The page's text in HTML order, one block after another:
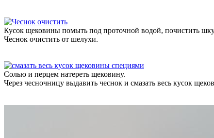
Кусок щековины помыть под проточной водой, почистить
Чеснок очистить от шелухи.
Солью и перцем натереть щековину.
Через чесночницу выдавить чеснок и смазать весь кусок